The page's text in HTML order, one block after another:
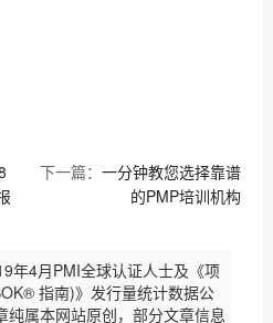
下一篇：一分钟教您选择靠谱
的PMP培训机构
年4月PMI全球认证人士及《项
指南)》发行量统计数据公
纯属本网站原创，部分文章信息